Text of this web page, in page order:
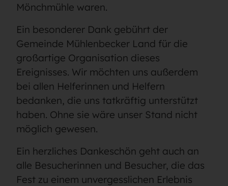
Mönchmühle waren.
Ein besonderer Dank gebührt der
Gemeinde Mühlenbecker Land für die
großartige Organisation dieses
Ereignisses. Wir möchten uns außerdem
bei allen Helferinnen und Helfern
bedanken, die uns tatkräftig unterstützt
haben. Ohne sie wäre unser Stand nicht
möglich gewesen.
Ein herzliches Dankeschön geht auch an
alle Besucherinnen und Besucher, die das
Fest zu einem unvergesslichen Erlebnis